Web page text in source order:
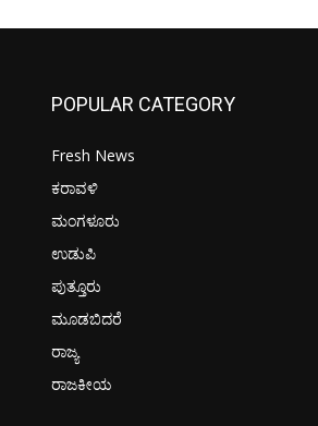
POPULAR CATEGORY
Fresh News
ಕರಾವಳಿ
ಮಂಗಳೂರು
ಉಡುಪಿ
ಪುತ್ತೂರು
ಮೂಡಬಿದರೆ
ರಾಜ್ಯ
ರಾಜಕೀಯ